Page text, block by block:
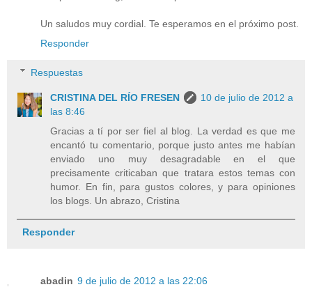
Un saludos muy cordial. Te esperamos en el próximo post.
Responder
Respuestas
CRISTINA DEL RÍO FRESEN
10 de julio de 2012 a
las 8:46
Gracias a tí por ser fiel al blog. La verdad es que me
encantó tu comentario, porque justo antes me habían
enviado uno muy desagradable en el que
precisamente criticaban que tratara estos temas con
humor. En fin, para gustos colores, y para opiniones
los blogs. Un abrazo, Cristina
Responder
abadin 9 de julio de 2012 a las 22:06